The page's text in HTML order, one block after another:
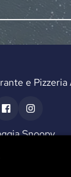
e Pizzeria
Snoopy